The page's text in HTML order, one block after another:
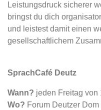
Leistungsdruck sicherer
bringst du dich
und leistest damit einen
gesellschaftlichem
SprachCafé Deutz
Wann? jeden Freitag von
Wo? Forum Deutzer